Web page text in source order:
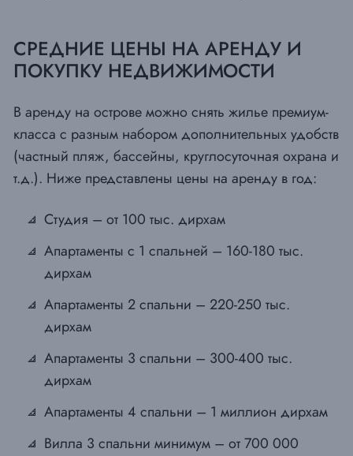
СРЕДНИЕ ЦЕНЫ НА АРЕНДУ И
ПОКУПКУ НЕДВИЖИМОСТИ
В аренду на острове можно снять жилье премиум-
класса с разным набором дополнительных удобств
(частный пляж, бассейны, круглосуточная охрана и
т.д.). Ниже представлены цены на аренду в год:
Студия – от 100 тыс. дирхам
Апартаменты с 1 спальней – 160-180 тыс.
дирхам
Апартаменты 2 спальни – 220-250 тыс.
дирхам
Апартаменты 3 спальни – 300-400 тыс.
дирхам
Апартаменты 4 спальни – 1 миллион дирхам
Вилла 3 спальни минимум – от 700 000